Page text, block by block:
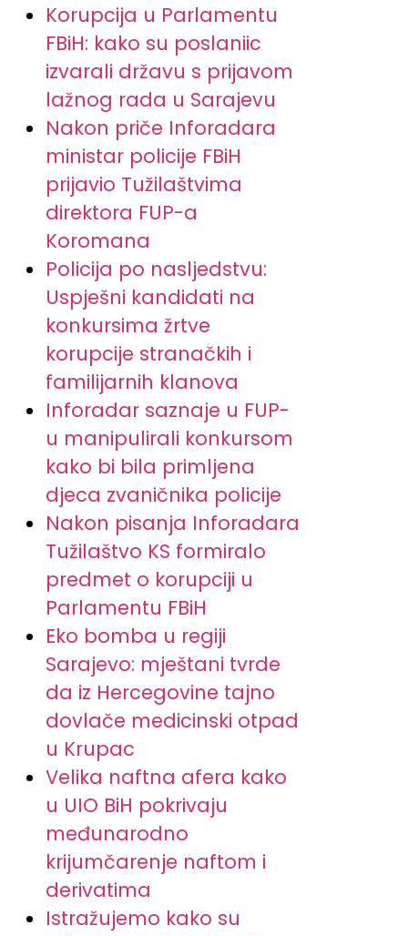
Korupcija u Parlamentu
FBiH: kako su poslaniic
izvarali državu s prijavom
lažnog rada u Sarajevu
Nakon priče Inforadara
ministar policije FBiH
prijavio Tužilaštvima
direktora FUP-a
Koromana
Policija po nasljedstvu:
Uspješni kandidati na
konkursima žrtve
korupcije stranačkih i
familijarnih klanova
Inforadar saznaje u FUP-
u manipulirali konkursom
kako bi bila primljena
djeca zvaničnika policije
Nakon pisanja Inforadara
Tužilaštvo KS formiralo
predmet o korupciji u
Parlamentu FBiH
Eko bomba u regiji
Sarajevo: mještani tvrde
da iz Hercegovine tajno
dovlače medicinski otpad
u Krupac
Velika naftna afera kako
u UIO BiH pokrivaju
međunarodno
krijumčarenje naftom i
derivatima
Istražujemo kako su